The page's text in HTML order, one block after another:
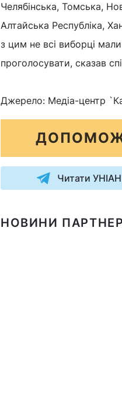
Челябінська, Томська,
Алтайська Республіка,
з цим не всі виборці
проголосувати, сказав
Джерело: Медіа-центр
Читати
НОВИНИ